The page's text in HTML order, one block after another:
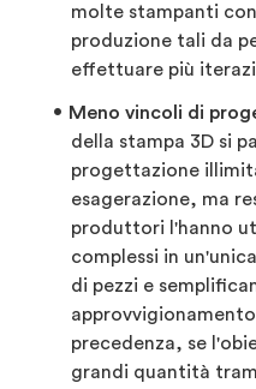
molte stampanti
produzione tali da
effettuare più
Meno vincoli di
della stampa 3D si
progettazione
esagerazione, ma
produttori l'hanno
complessi in
di pezzi e
precedenza, se
grandi quantità